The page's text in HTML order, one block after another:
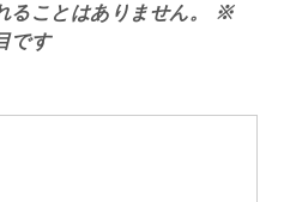
ことはありません。
※
です